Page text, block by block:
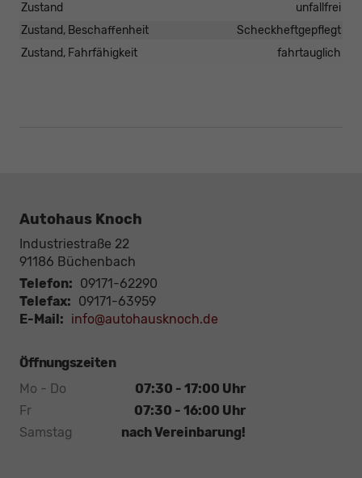
Zustand
unfallfrei
Zustand, Beschaffenheit
Scheckheftgepflegt
Zustand, Fahrfähigkeit
fahrtauglich
Autohaus Knoch
Industriestraße 22
91186 Büchenbach
Telefon: 09171-62290
Telefax: 09171-63959
E-Mail: info@autohausknoch.de
Öffnungszeiten
Mo - Do
07:30 - 17:00 Uhr
Fr
07:30 - 16:00 Uhr
Samstag
nach Vereinbarung!